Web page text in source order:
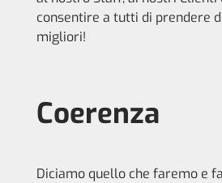
consentire a tutti di prendere
migliori!
Coerenza
Diciamo quello che faremo e